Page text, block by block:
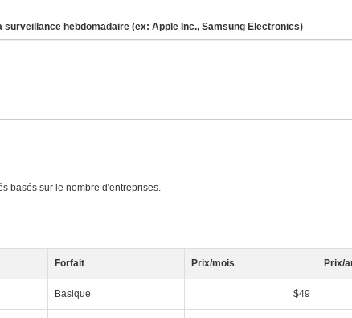
hebdomadaire (ex: Apple Inc., Samsung Electronics)
basés sur le nombre d'entreprises.
Forfait Prix/mois Prix/
Basique $49